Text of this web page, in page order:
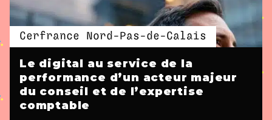
Cerfrance Nord-Pas-de-Calais
Le digital au service de la
performance d’un acteur majeur
du conseil et de l’expertise
comptable